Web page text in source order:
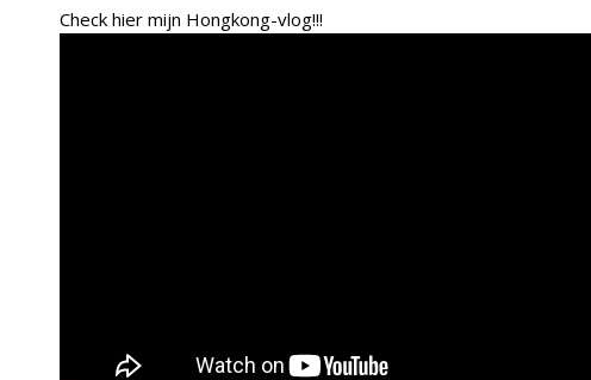
Check hier mijn Hongkong-vlog!!!